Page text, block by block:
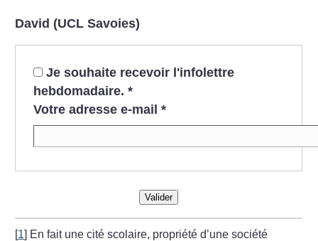
David (UCL Savoies)
Je souhaite recevoir l'infolettre
hebdomadaire. *
Votre adresse e-mail *
Valider
[1] En fait une cité scolaire, propriété d’une société